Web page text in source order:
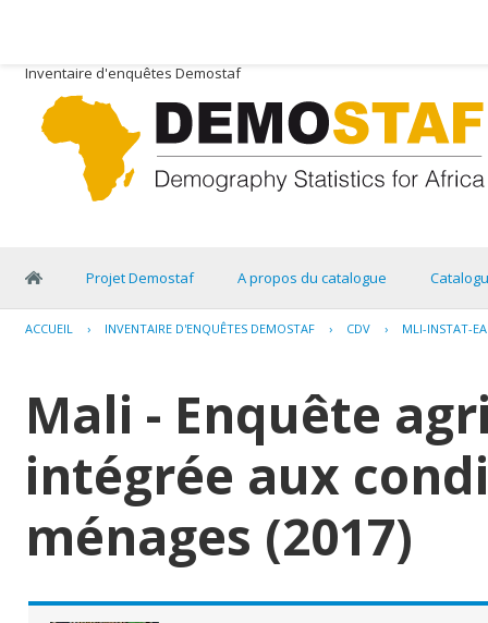
Inventaire d'enquêtes Demostaf
Projet Demostaf A propos du catalogue
ACCUEIL › INVENTAIRE D'ENQUÊTES DEMOSTAF › CDV › MLI-INSTAT-
Mali - Enquête
intégrée aux
ménages (2017)